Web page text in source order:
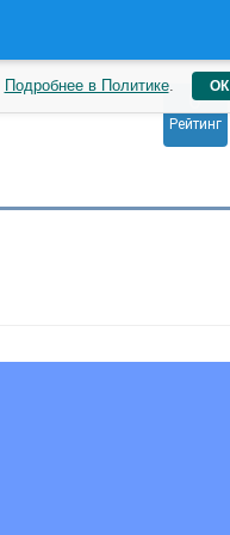
0
Рейтинг
Подробнее в Политике. ОК